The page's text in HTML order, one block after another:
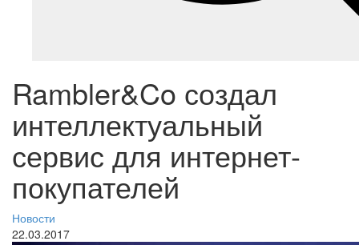
Rambler&Co создал
интеллектуальный
сервис для интернет-
покупателей
Новости
22.03.2017